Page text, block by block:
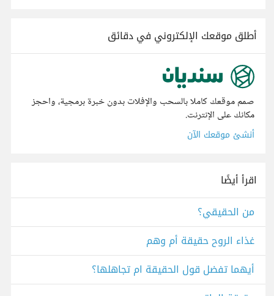
أطلق موقعك الإلكتروني في دقائق
صمم موقعك كاملا بالسحب والإفلات بدون خبرة برمجية، واحجز
مكانك على الإنترنت.
أنشئ موقعك الآن
اقرأ أيضًا
من الحقيقي؟
غذاء الروح حقيقة أم وهم
أيهما تفضل قول الحقيقة ام تجاهلها؟